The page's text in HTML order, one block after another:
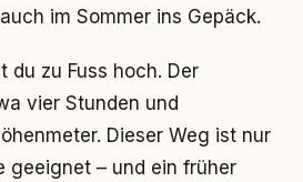
im Sommer ins Gepäck.
du zu Fuss hoch. Der
vier Stunden und
Dieser Weg ist nur
geeignet – und ein früher